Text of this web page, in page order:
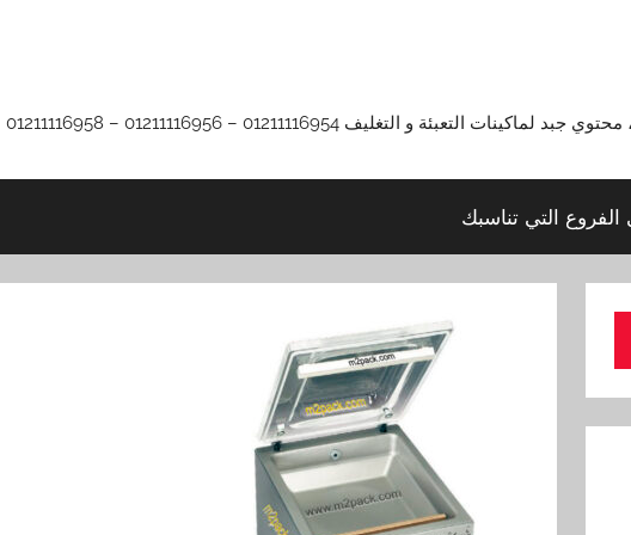
و التغليف 01211116954 – 01211116956 – 01211116958
الفروع التي تناسبك